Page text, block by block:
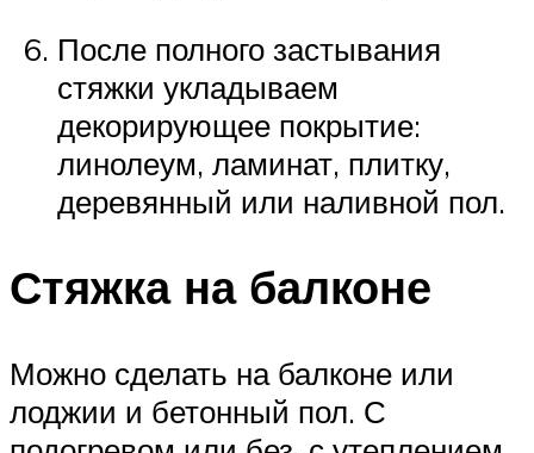
После полного застывания
стяжки укладываем
декорирующее покрытие:
линолеум, ламинат, плитку,
деревянный или наливной пол.
Стяжка на балконе
Можно сделать на балконе или
лоджии и бетонный пол. С